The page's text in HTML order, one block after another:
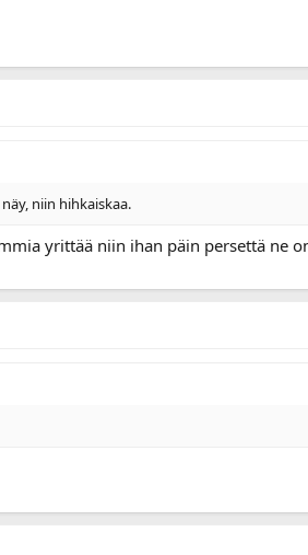
niin hihkaiskaa.
yrittää niin ihan päin persettä ne